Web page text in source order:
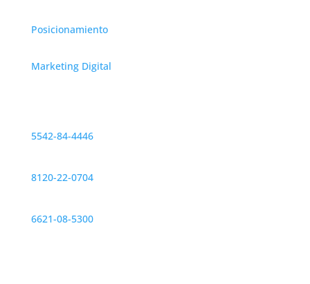
Posicionamiento
Marketing Digital
5542-84-4446
8120-22-0704
6621-08-5300